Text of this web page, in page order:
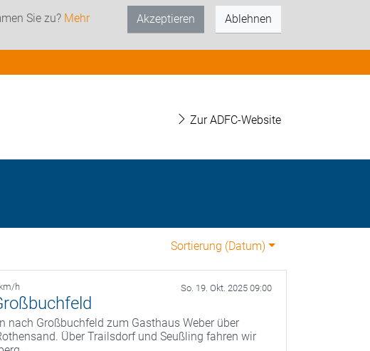
Sie zu? Mehr
Akzeptieren Ablehnen
Zur ADFC-Website
Sortierung (Datum)
h So. 19. Okt. 2025 09:00
nach Großbuchfeld zum Gasthaus Weber über
Über Trailsdorf und Seußling fahren wir